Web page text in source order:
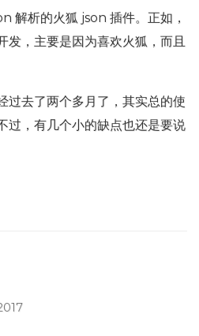
解析的火狐 json 插件。正如，
发，主要是因为喜欢火狐，而且
过去了两个多月了，其实总的使
过，有几个小的缺点也还是要说